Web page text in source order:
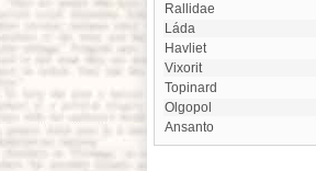
Rallidae
Láda
Havliet
Vixorit
Topinard
Olgopol
Ansanto